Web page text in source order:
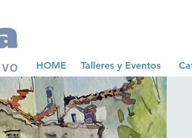
HOME Talleres y Eventos